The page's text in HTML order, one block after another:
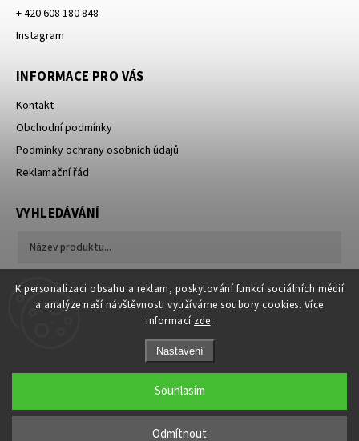
K personalizaci obsahu a reklam, poskytování funkcí sociálních médií
a analýze naší návštěvnosti využíváme soubory cookies. Více
informací zde.
Nastavení
Odmítnout
Souhlasím
+ 420 608 180 848
Instagram
INFORMACE PRO VÁS
Kontakt
Obchodní podmínky
Podmínky ochrany osobních údajů
Reklamační řád
VYHLEDÁVÁNÍ
Hledat
Upravit nastavení cookies